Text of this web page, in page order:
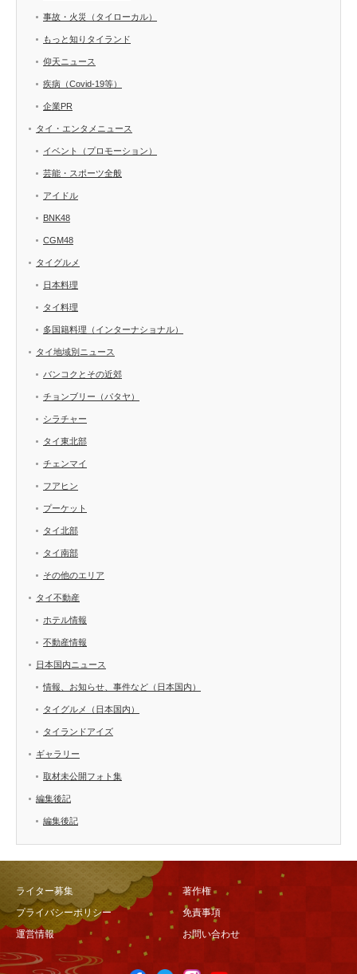
事故・火災（タイローカル）
もっと知りタイランド
仰天ニュース
疾病（Covid-19等）
企業PR
タイ・エンタメニュース
イベント（プロモーション）
芸能・スポーツ全般
アイドル
BNK48
CGM48
タイグルメ
日本料理
タイ料理
多国籍料理（インターナショナル）
タイ地域別ニュース
バンコクとその近郊
チョンブリー（パタヤ）
シラチャー
タイ東北部
チェンマイ
フアヒン
プーケット
タイ北部
タイ南部
その他のエリア
タイ不動産
ホテル情報
不動産情報
日本国内ニュース
情報、お知らせ、事件など（日本国内）
タイグルメ（日本国内）
タイランドアイズ
ギャラリー
取材未公開フォト集
編集後記
編集後記
ライター募集
著作権
プライバシーポリシー
免責事項
運営情報
お問い合わせ